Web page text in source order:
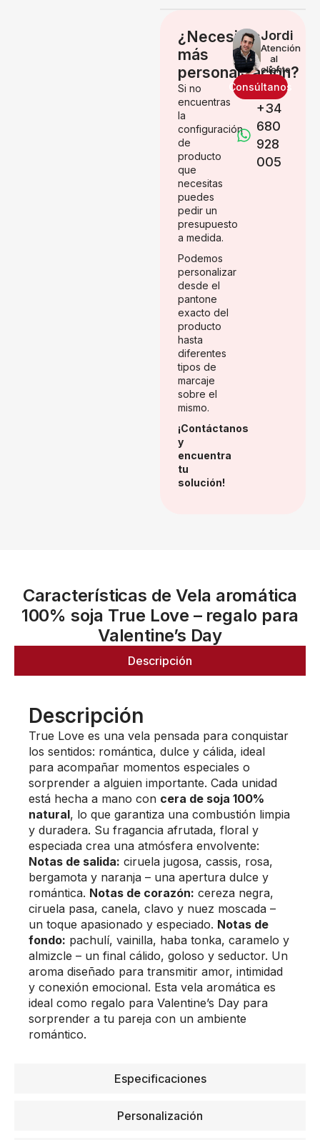
¿Necesitas
más
personalización?
Si no
encuentras
la
configuración
de
producto
que
necesitas
puedes
pedir un
presupuesto
a medida.
Podemos
personalizar
desde el
pantone
exacto del
producto
hasta
diferentes
tipos de
marcaje
sobre el
mismo.
¡Contáctanos
y
encuentra
tu
solución!
Jordi
Atención
al
cliente
Consúltanos
+34
680
928
005
Características de Vela aromática
100% soja True Love – regalo para
Valentine’s Day
Descripción
Especificaciones
Personalización
Descripción
True Love es una vela pensada para conquistar
los sentidos: romántica, dulce y cálida, ideal
para acompañar momentos especiales o
sorprender a alguien importante. Cada unidad
está hecha a mano con cera de soja 100%
natural, lo que garantiza una combustión limpia
y duradera. Su fragancia afrutada, floral y
especiada crea una atmósfera envolvente:
Notas de salida: ciruela jugosa, cassis, rosa,
bergamota y naranja – una apertura dulce y
romántica. Notas de corazón: cereza negra,
ciruela pasa, canela, clavo y nuez moscada –
un toque apasionado y especiado. Notas de
fondo: pachulí, vainilla, haba tonka, caramelo y
almizcle – un final cálido, goloso y seductor. Un
aroma diseñado para transmitir amor, intimidad
y conexión emocional. Esta vela aromática es
ideal como regalo para Valentine’s Day para
sorprender a tu pareja con un ambiente
romántico.